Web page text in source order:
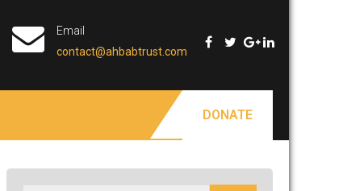
Email
contact@ahbabtrust.com
DONATE